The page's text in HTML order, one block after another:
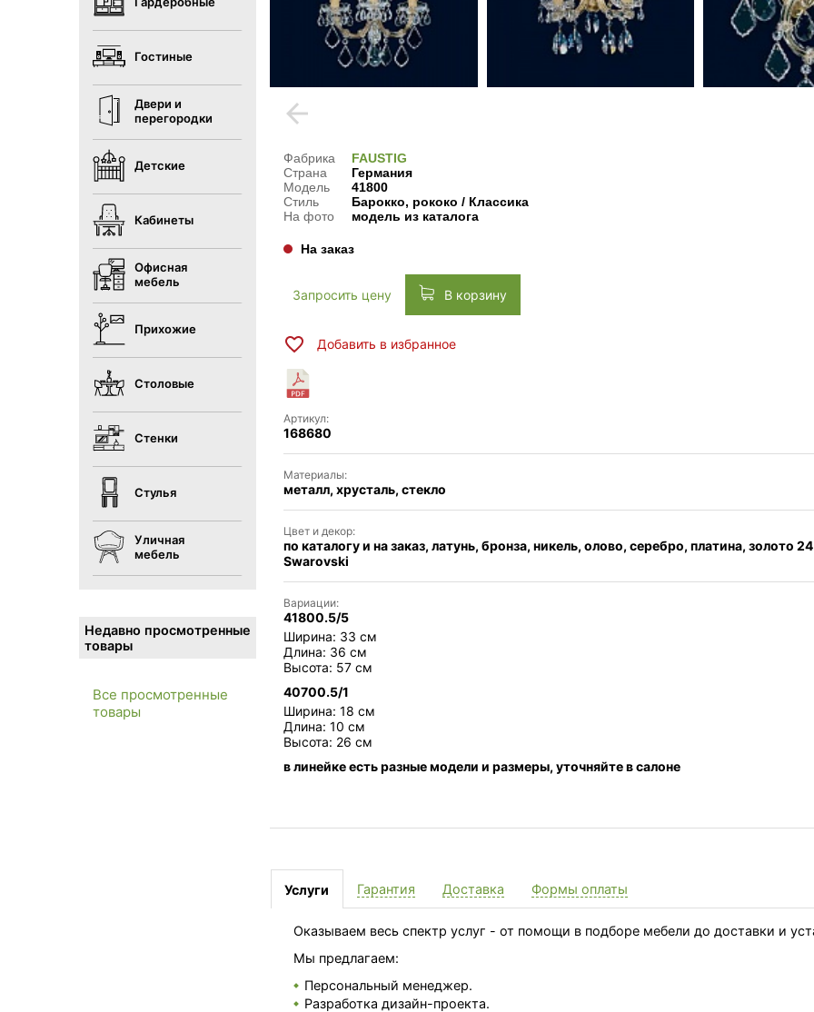
Гостиные
Двери и
перегородки
Детские
Кабинеты
Офисная
мебель
Прихожие
Столовые
Стенки
Стулья
Уличная
мебель
Недавно просмотренные
товары
Все просмотренные
товары
arrow_back
Фабрика
FAUSTIG
Страна
Германия
Модель
41800
Стиль
Барокко, рококо / Классика
На фото
модель из каталога
На заказ
Запросить цену В корзину
Добавить в избранное
Артикул:
168680
Материалы:
металл, хрусталь, стекло
Цвет и декор:
по каталогу и на заказ, латунь, бронза, никель, олово, серебро, платина, золото
Swarovski
Вариации:
41800.5/5
Ширина: 33 см
Длина: 36 см
Высота: 57 см
40700.5/1
Ширина: 18 см
Длина: 10 см
Высота: 26 см
в линейке есть разные модели и размеры, уточняйте в салоне
Услуги
Оказываем весь спектр услуг - от помощи в подборе мебели до доставки и
Мы предлагаем:
Персональный менеджер.
Разработка дизайн-проекта.
Гарантия Доставка Формы оплаты